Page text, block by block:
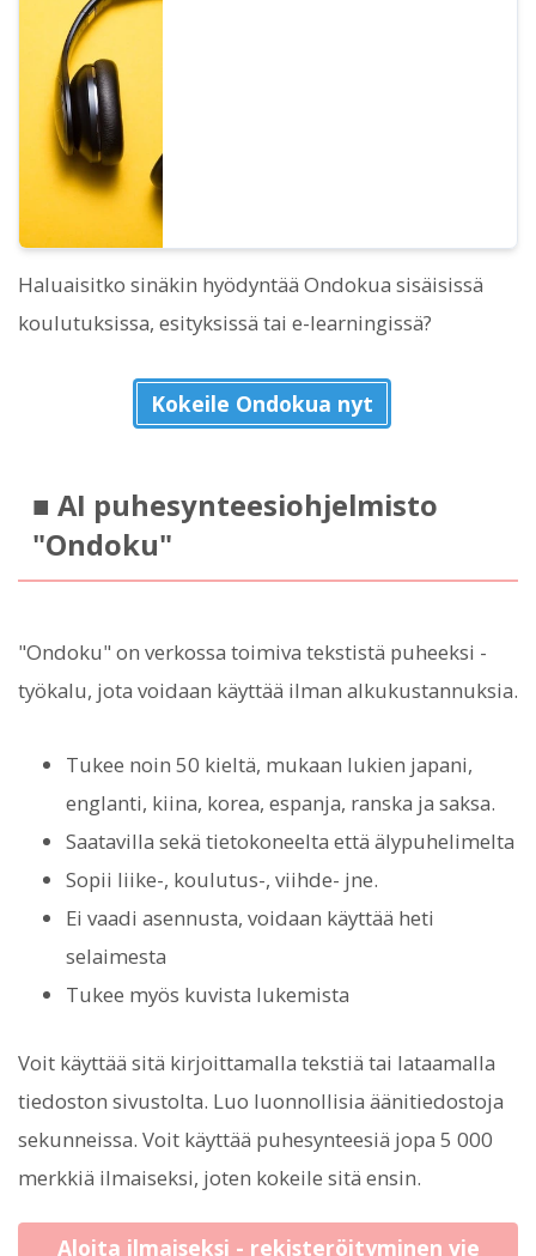
Haluaisitko sinäkin hyödyntää Ondokua sisäisissä
koulutuksissa, esityksissä tai e-learningissä?
Kokeile Ondokua nyt
■ AI puhesynteesiohjelmisto
"Ondoku"
"Ondoku" on verkossa toimiva tekstistä puheeksi -
työkalu, jota voidaan käyttää ilman alkukustannuksia.
Tukee noin 50 kieltä, mukaan lukien japani,
englanti, kiina, korea, espanja, ranska ja saksa.
Saatavilla sekä tietokoneelta että älypuhelimelta
Sopii liike-, koulutus-, viihde- jne.
Ei vaadi asennusta, voidaan käyttää heti
selaimesta
Tukee myös kuvista lukemista
Voit käyttää sitä kirjoittamalla tekstiä tai lataamalla
tiedoston sivustolta. Luo luonnollisia äänitiedostoja
sekunneissa. Voit käyttää puhesynteesiä jopa 5 000
merkkiä ilmaiseksi, joten kokeile sitä ensin.
Aloita ilmaiseksi - rekisteröityminen vie